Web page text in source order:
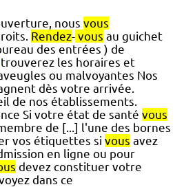
nous vous
Rendez- vous au guichet
des entrées ) de
trouverez les horaires et
ou malvoyantes Nos
dès votre arrivée.
de nos établissements.
Si votre état de santé vous
de [...] l'une des bornes
vos étiquettes si vous avez
en ligne ou pour
devez constituer votre
dans ce